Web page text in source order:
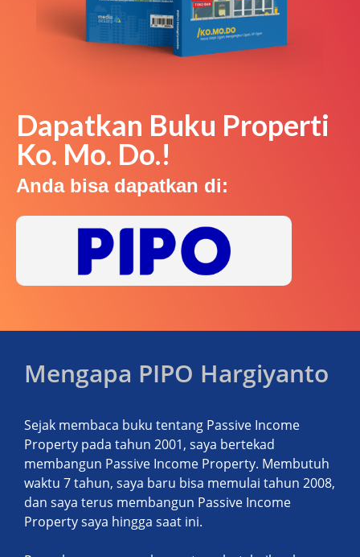
Dapatkan Buku Properti
Ko. Mo. Do.!
Anda bisa dapatkan di:
Mengapa PIPO Hargiyanto
Sejak membaca buku tentang Passive Income
Property pada tahun 2001, saya bertekad
membangun Passive Income Property. Membutuh
waktu 7 tahun, saya baru bisa memulai tahun 2008,
dan saya terus membangun Passive Income
Property saya hingga saat ini.